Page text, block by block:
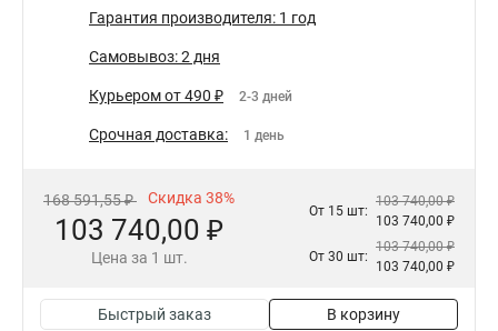
Гарантия производителя: 1 год
Самовывоз: 2 дня
Курьером от 490 ₽ 2-3 дней
Срочная доставка: 1 день
168 591,55 ₽ Скидка 38%
103 740,00 ₽
Цена за 1 шт.
От 15 шт:
103 740,00 ₽
103 740,00 ₽
От 30 шт:
103 740,00 ₽
103 740,00 ₽
Быстрый заказ В корзину